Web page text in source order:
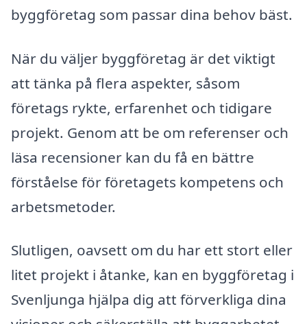
byggföretag som passar dina behov bäst.
När du väljer byggföretag är det viktigt
att tänka på flera aspekter, såsom
företags rykte, erfarenhet och tidigare
projekt. Genom att be om referenser och
läsa recensioner kan du få en bättre
förståelse för företagets kompetens och
arbetsmetoder.
Slutligen, oavsett om du har ett stort eller
litet projekt i åtanke, kan en byggföretag i
Svenljunga hjälpa dig att förverkliga dina